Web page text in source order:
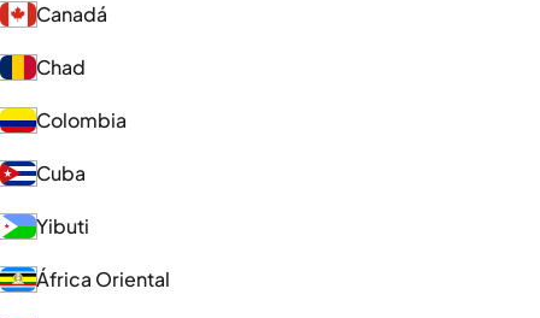
Canadá
Chad
Colombia
Cuba
Yibuti
África Oriental